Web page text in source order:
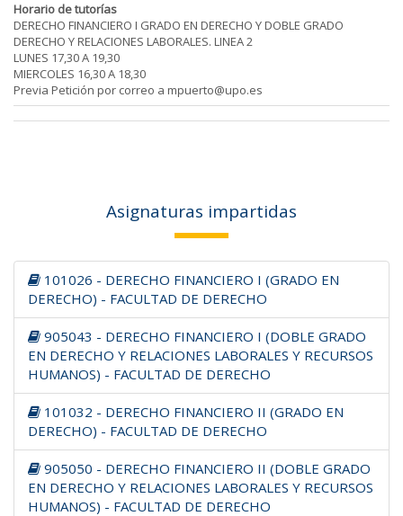
Horario de tutorías
DERECHO FINANCIERO I GRADO EN DERECHO Y DOBLE GRADO
DERECHO Y RELACIONES LABORALES. LINEA 2
LUNES 17,30 A 19,30
MIERCOLES 16,30 A 18,30
Previa Petición por correo a mpuerto@upo.es
Asignaturas impartidas
101026 - DERECHO FINANCIERO I (GRADO EN
DERECHO) - FACULTAD DE DERECHO
905043 - DERECHO FINANCIERO I (DOBLE GRADO
EN DERECHO Y RELACIONES LABORALES Y RECURSOS
HUMANOS) - FACULTAD DE DERECHO
101032 - DERECHO FINANCIERO II (GRADO EN
DERECHO) - FACULTAD DE DERECHO
905050 - DERECHO FINANCIERO II (DOBLE GRADO
EN DERECHO Y RELACIONES LABORALES Y RECURSOS
HUMANOS) - FACULTAD DE DERECHO